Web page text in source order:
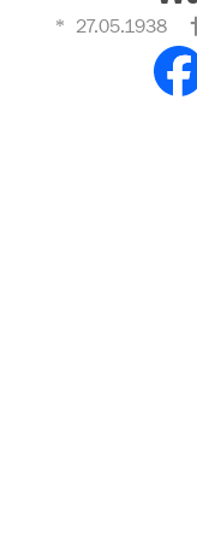
27.05.1938